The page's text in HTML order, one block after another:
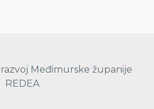
Međimurske županije
REDEA